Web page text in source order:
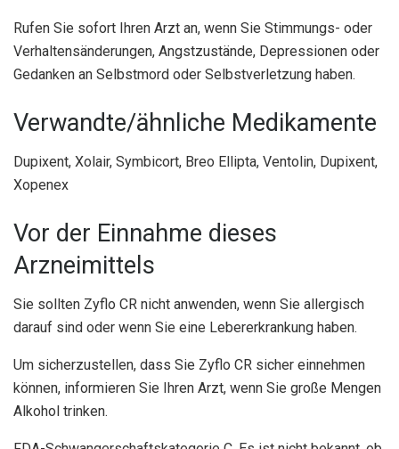
Rufen Sie sofort Ihren Arzt an, wenn Sie Stimmungs- oder
Verhaltensänderungen, Angstzustände, Depressionen oder
Gedanken an Selbstmord oder Selbstverletzung haben.
Verwandte/ähnliche Medikamente
Dupixent, Xolair, Symbicort, Breo Ellipta, Ventolin, Dupixent,
Xopenex
Vor der Einnahme dieses
Arzneimittels
Sie sollten Zyflo CR nicht anwenden, wenn Sie allergisch
darauf sind oder wenn Sie eine Lebererkrankung haben.
Um sicherzustellen, dass Sie Zyflo CR sicher einnehmen
können, informieren Sie Ihren Arzt, wenn Sie große Mengen
Alkohol trinken.